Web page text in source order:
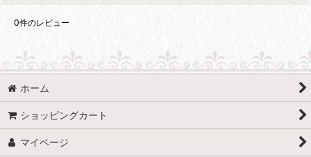
0件のレビュー
ホーム
ショッピングカート
マイページ